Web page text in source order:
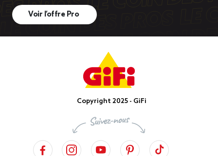
Voir l’offre Pro
Copyright 2025 - GiFi